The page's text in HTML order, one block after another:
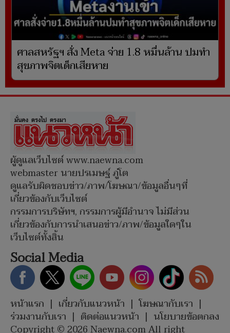
ศาลสหรัฐฯ สั่ง Meta จ่าย 1.8 หมื่นล้าน ปมทำ
สุขภาพจิตเด็กเสียหาย
ผู้ดูแลเว็บไซต์ www.naewna.com
webmaster นายปรเมษฐ์ ภู่โต
ดูแลรับผิดชอบข่าว/ภาพ/โฆษณา/ข้อมูลอื่นๆที่
เกี่ยวข้องกับเว็บไซต์
กรรมการบริษัทฯ, กรรมการผู้มีอำนาจ ไม่มีส่วน
เกี่ยวข้องกับการนำเสนอข่าว/ภาพ/ข้อมูลใดๆใน
เว็บไซต์ทั้งสิ้น
Social Media
หน้าแรก | เกี่ยวกับแนวหน้า | โฆษณากับเรา |
ร่วมงานกับเรา | ติดต่อแนวหน้า | นโยบายข้อตกลง
Copyright © 2026 Naewna.com All right